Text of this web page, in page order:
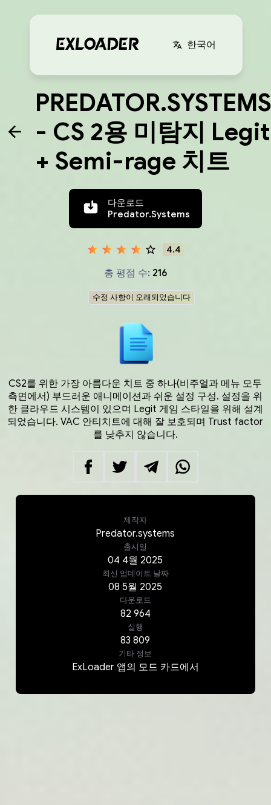
한국어
PREDATOR.SYSTEMS
- CS 2용 미탐지 Legit
+ Semi-rage 치트
다운로드
Predator.Systems
4.4
총 평점 수: 216
수정 사항이 오래되었습니다
CS2를 위한 가장 아름다운 치트 중 하나(비주얼과 메뉴 모두
측면에서) 부드러운 애니메이션과 쉬운 설정 구성. 설정을 위
한 클라우드 시스템이 있으며 Legit 게임 스타일을 위해 설계
되었습니다. VAC 안티치트에 대해 잘 보호되며 Trust factor
를 낮추지 않습니다.
제작자
Predator.systems
출시일
04 4월 2025
최신 업데이트 날짜
08 5월 2025
다운로드
82 964
실행
83 809
기타 정보
ExLoader 앱의 모드 카드에서